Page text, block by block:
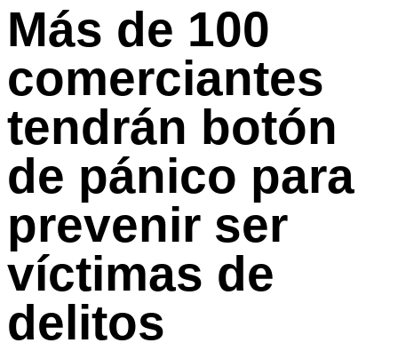
Más de 100
comerciantes
tendrán botón
de pánico para
prevenir ser
víctimas de
delitos